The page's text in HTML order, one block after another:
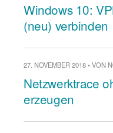
Windows 10:
(neu) verbinden
27. NOVEMBER 2018 • VON
Netzwerktrace
erzeugen